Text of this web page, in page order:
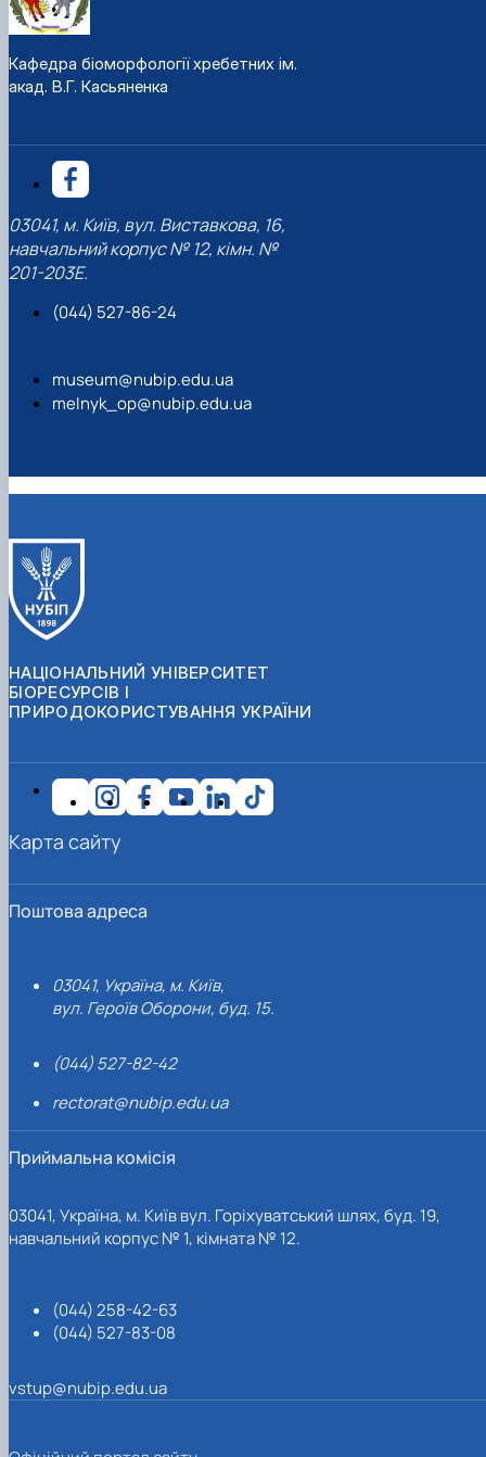
Кафедра біоморфології хребетних ім.
акад. В.Г. Касьяненка
03041, м. Київ, вул. Виставкова, 16,
навчальний корпус № 12, кімн. №
201-203Е.
(044) 527-86-24
museum@nubip.edu.ua
melnyk_op@nubip.edu.ua
НАЦІОНАЛЬНИЙ УНІВЕРСИТЕТ
БІОРЕСУРСІВ І
ПРИРОДОКОРИСТУВАННЯ УКРАЇНИ
Поштова адреса
03041, Україна, м. Київ,
вул. Героїв Оборони, буд. 15.
(044) 527-82-42
rectorat@nubip.edu.ua
Приймальна комісія
03041, Україна, м. Київ вул. Горіхуватський шлях, буд. 19,
навчальний корпус № 1, кімната № 12.
(044) 258-42-63
(044) 527-83-08
vstup@nubip.edu.ua
Карта сайту